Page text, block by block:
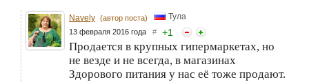
Navely (автор поста) Тула
13 февраля 2016 года # +1
Продается в крупных гипермаркетах, но
не везде и не всегда, в магазинах
Здорового питания у нас её тоже продают.